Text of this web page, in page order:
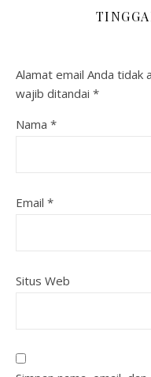
Alamat email Anda tidak
wajib ditandai *
Nama *
Email *
Situs Web